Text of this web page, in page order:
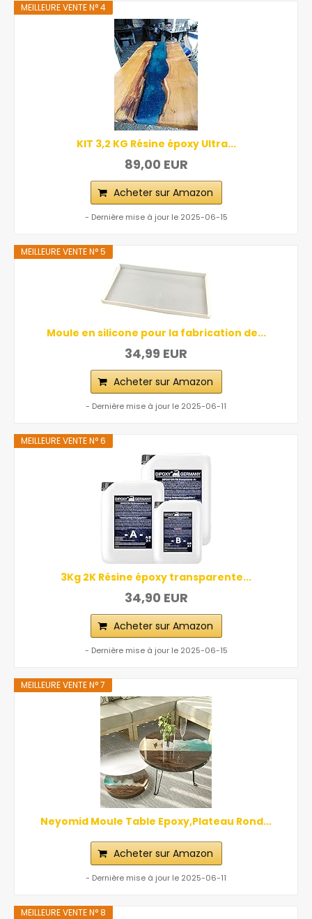
MEILLEURE VENTE N° 4
KIT 3,2 KG Résine époxy Ultra...
89,00 EUR
Acheter sur Amazon
- Dernière mise à jour le 2025-06-15
MEILLEURE VENTE N° 5
Moule en silicone pour la fabrication de...
34,99 EUR
Acheter sur Amazon
- Dernière mise à jour le 2025-06-11
MEILLEURE VENTE N° 6
3Kg 2K Résine époxy transparente...
34,90 EUR
Acheter sur Amazon
- Dernière mise à jour le 2025-06-15
MEILLEURE VENTE N° 7
Neyomid Moule Table Epoxy,Plateau Rond...
Acheter sur Amazon
- Dernière mise à jour le 2025-06-11
MEILLEURE VENTE N° 8